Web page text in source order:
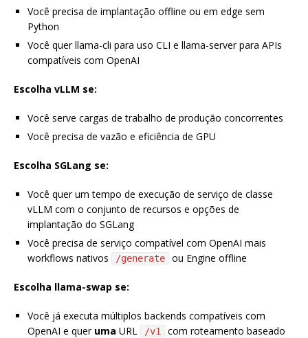
Você precisa de implantação offline ou em edge sem
Python
Você quer llama-cli para uso CLI e llama-server para APIs
compatíveis com OpenAI
Escolha vLLM se:
Você serve cargas de trabalho de produção concorrentes
Você precisa de vazão e eficiência de GPU
Escolha SGLang se:
Você quer um tempo de execução de serviço de classe
vLLM com o conjunto de recursos e opções de
implantação do SGLang
Você precisa de serviço compatível com OpenAI mais
workflows nativos
/generate ou Engine offline
Escolha llama-swap se:
Você já executa múltiplos backends compatíveis com
OpenAI e quer uma URL /v1
com roteamento baseado